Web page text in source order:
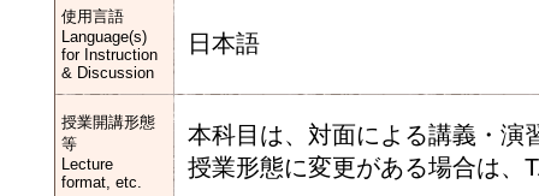
使用言語
Language(s)
for Instruction
& Discussion
日本語
授業開講形態
等
Lecture
format, etc.
本科目は、対面による講義・演
授業形態に変更がある場合は、